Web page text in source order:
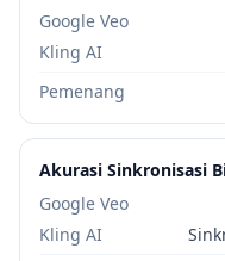
Google Veo
Kling AI
Pemenang
Akurasi Sinkronisasi
Google Veo
Kling AI